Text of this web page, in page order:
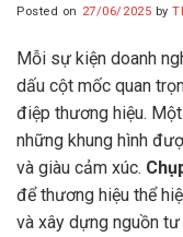
Posted on 27/06/2025 by
Mỗi sự kiện doanh
dấu cột mốc quan
điệp thương hiệu.
những khung hình
và giàu cảm xúc.
để thương hiệu thể
và xây dựng nguồn